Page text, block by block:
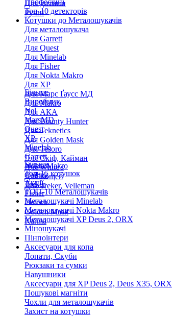
Для дитини
Ручні
Професійні
Топ-10 детекторів
Котушки до Металошукачів
Для металошукача
Для Garrett
Для Quest
Для Minelab
Для Fisher
Для Nokta Makro
Для XP
Для Марс Ґаусс МД
Для Makro
Для АКА
Для Bounty Hunter
Для Teknetics
Для Golden Mask
Для Tesoro
Для Скіф, Кайман
Для White's
Для Кощей
Для Treker, Velleman
Більше
Виробник
Nel
MarsMD
Quest
XP
Minelab
Garrett
Nokta Makro
Coiltek
Treker
Fisher
Detech
Golden Mask
Karma
Більше
Топ-15 котушок
Акції
ТОП-10 Металошукачів
Металошукачі Minelab
Металошукачі Nokta Makro
Металошукачі XP Deus 2, ORX
Міношукачі
Пінпоінтери
Аксесуари для копа
Лопати, Скуби
Рюкзаки та сумки
Навушники
Аксесуари для XP Deus 2, Deus X35, ORX
Пошукові магніти
Чохли для металошукачів
Захист на котушки